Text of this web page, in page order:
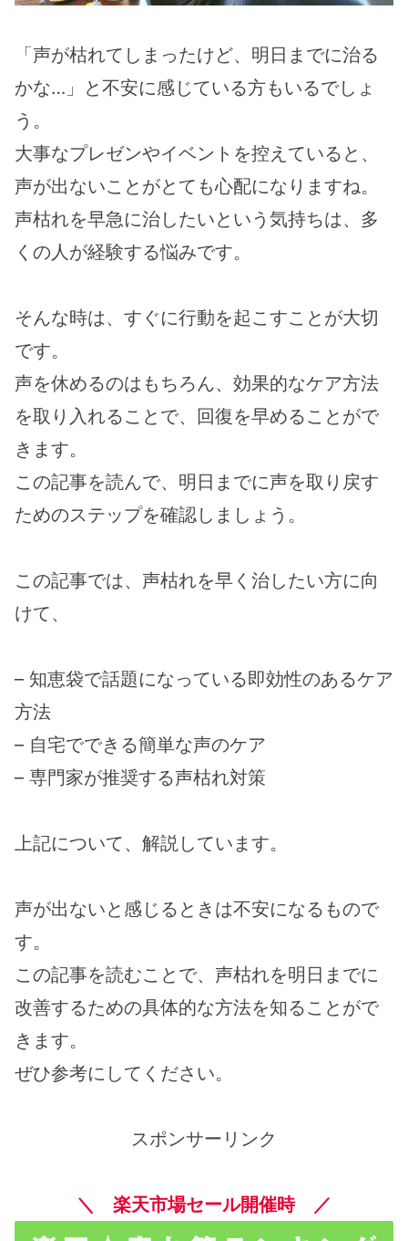
「声が枯れてしまったけど、明日までに治る
かな…」と不安に感じている方もいるでしょ
う。
大事なプレゼンやイベントを控えていると、
声が出ないことがとても心配になりますね。
声枯れを早急に治したいという気持ちは、多
くの人が経験する悩みです。
そんな時は、すぐに行動を起こすことが大切
です。
声を休めるのはもちろん、効果的なケア方法
を取り入れることで、回復を早めることがで
きます。
この記事を読んで、明日までに声を取り戻す
ためのステップを確認しましょう。
この記事では、声枯れを早く治したい方に向
けて、
– 知恵袋で話題になっている即効性のあるケア
方法
– 自宅でできる簡単な声のケア
– 専門家が推奨する声枯れ対策
上記について、解説しています。
声が出ないと感じるときは不安になるもので
す。
この記事を読むことで、声枯れを明日までに
改善するための具体的な方法を知ることがで
きます。
ぜひ参考にしてください。
スポンサーリンク
＼ 楽天市場セール開催時 ／